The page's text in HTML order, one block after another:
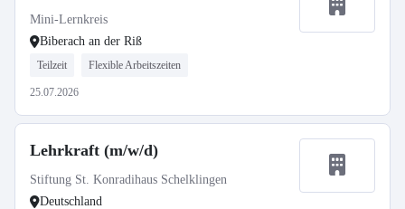
Mini-Lernkreis
Biberach an der Riß
Teilzeit Flexible Arbeitszeiten
25.07.2026
Lehrkraft (m/w/d)
Stiftung St. Konradihaus Schelklingen
Deutschland